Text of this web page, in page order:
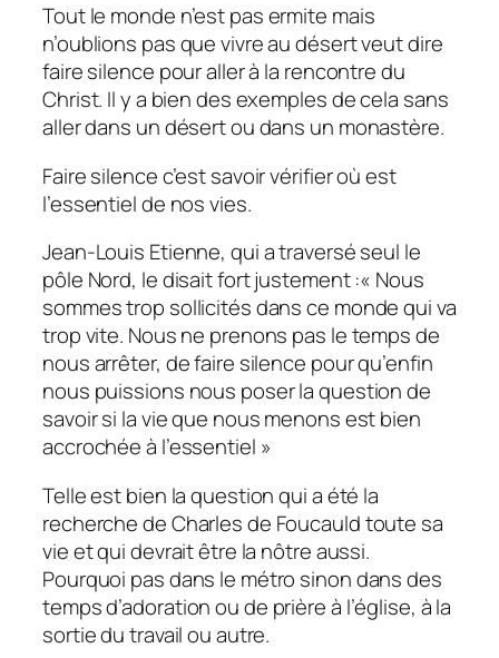
Tout le monde n’est pas ermite mais
n’oublions pas que vivre au désert veut dire
faire silence pour aller à la rencontre du
Christ. Il y a bien des exemples de cela sans
aller dans un désert ou dans un monastère.
Faire silence c’est savoir vérifier où est
l’essentiel de nos vies.
Jean-Louis Etienne, qui a traversé seul le
pôle Nord, le disait fort justement :« Nous
sommes trop sollicités dans ce monde qui va
trop vite. Nous ne prenons pas le temps de
nous arrêter, de faire silence pour qu’enfin
nous puissions nous poser la question de
savoir si la vie que nous menons est bien
accrochée à l’essentiel »
Telle est bien la question qui a été la
recherche de Charles de Foucauld toute sa
vie et qui devrait être la nôtre aussi.
Pourquoi pas dans le métro sinon dans des
temps d’adoration ou de prière à l’église, à la
sortie du travail ou autre.